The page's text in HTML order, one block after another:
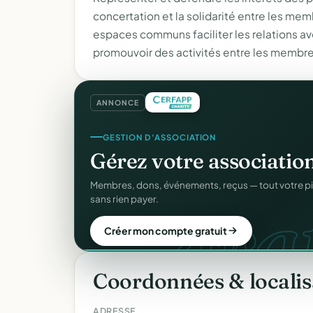
concertation et la solidarité entre les
espaces communs faciliter les relations
promouvoir des activités entre les
ANNONCE
GESTION D'ASSOCIATION
Gérez votre
Membres, dons, événements, reçus — tout votre
sans rien payer.
Créer mon compte gratuit
CRM ASSOCIATIF
UnCRM completpour
Fiches donateurs, historique des dons, relances,
fichiers Excel.
Découvrir le CRM gratuit
Coordonnées &